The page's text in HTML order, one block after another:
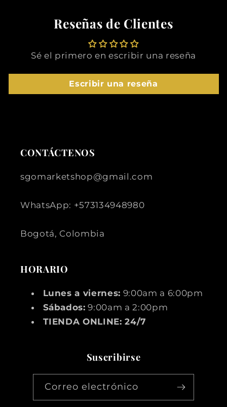
Reseñas de Clientes
Sé el primero en escribir una reseña
Escribir una reseña
CONTÁCTENOS
sgomarketshop@gmail.com
WhatsApp: +573134948980
Bogotá, Colombia
HORARIO
Lunes a viernes: 9:00am a 6:00pm
Sábados: 9:00am a 2:00pm
TIENDA ONLINE: 24/7
Suscribirse
Correo electrónico